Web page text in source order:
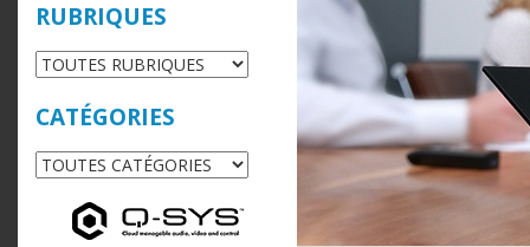
RUBRIQUES
CATÉGORIES